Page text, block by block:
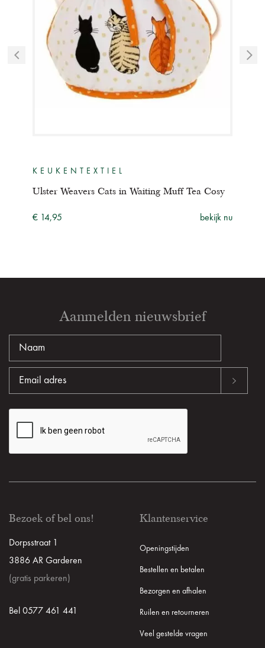
KEUKENTEXTIEL
Ulster Weavers Cats in Waiting Muff Tea Cosy
€ 14,95 bekijk nu
Aanmelden nieuwsbrief
Bezoek of bel ons!
Dorpsstraat 1
3886 AR Garderen
(gratis parkeren)
Bel 0577 461 441
Klantenservice
Openingstijden
Bestellen en betalen
Bezorgen en afhalen
Ruilen en retourneren
Veel gestelde vragen